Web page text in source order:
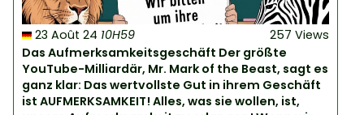
257 Views
23 Août 24 10H59
Das Aufmerksamkeitsgeschäft Der größte
YouTube-Milliardär, Mr. Mark of the Beast, sagt es
ganz klar: Das wertvollste Gut in ihrem Geschäft
ist AUFMERKSAMKEIT! Alles, was sie wollen, ist,